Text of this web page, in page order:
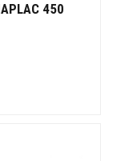
450